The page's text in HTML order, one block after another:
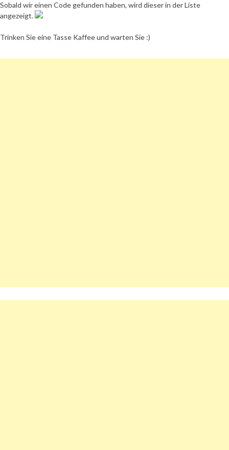
Sobald wir einen Code gefunden haben, wird dieser in der Liste
angezeigt.
Trinken Sie eine Tasse Kaffee und warten Sie :)